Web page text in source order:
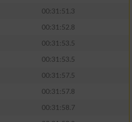
00:31:51.3
00:31:52.8
00:31:53.5
00:31:53.5
00:31:57.5
00:31:57.8
00:31:58.7